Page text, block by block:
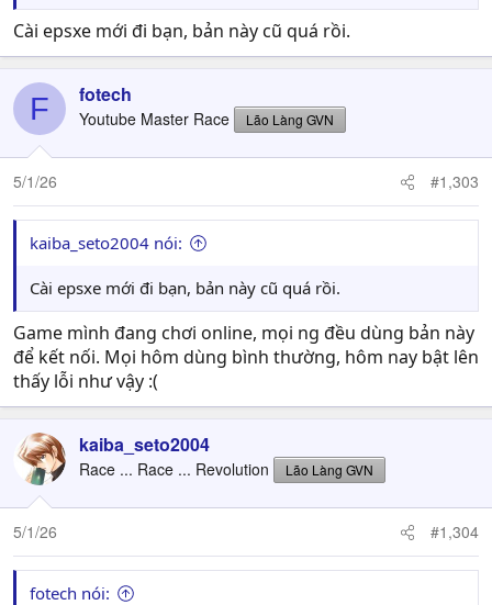
Cài epsxe mới đi bạn, bản này cũ quá rồi.
F fotech
Youtube Master Race Lão Làng GVN
5/1/26 #1,303
kaiba_seto2004 nói:
Cài epsxe mới đi bạn, bản này cũ quá rồi.
Game mình đang chơi online, mọi ng đều dùng bản này
để kết nối. Mọi hôm dùng bình thường, hôm nay bật lên
thấy lỗi như vậy :(
kaiba_seto2004
Race ... Race ... Revolution Lão Làng GVN
5/1/26 #1,304
fotech nói: